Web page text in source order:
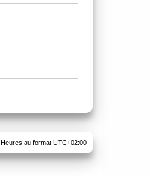
Heures au format UTC+02:00